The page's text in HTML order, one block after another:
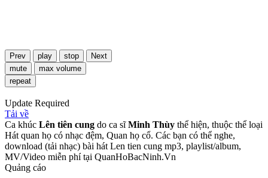
Prev play stop
Next
mute
max volume
repeat
Update Required
Tải về
Ca khúc Lên tiên cung do ca sĩMinh Thùy thể hiện, thuộc thể loại
Hát quan họ có nhạc đệm, Quan họ cổ. Các bạn có thể nghe,
download (tải nhạc) bài hát Len tien cung mp3, playlist/album,
MV/Video miễn phí tại QuanHoBacNinh.Vn
Quảng cáo